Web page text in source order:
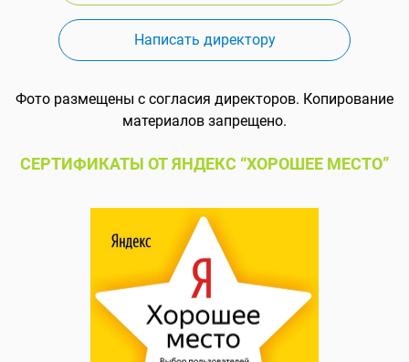
Написать директору
Фото размещены с согласия директоров. Копирование
материалов запрещено.
СЕРТИФИКАТЫ ОТ ЯНДЕКС “ХОРОШЕЕ МЕСТО”